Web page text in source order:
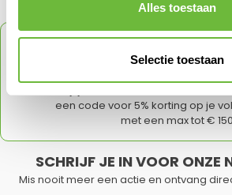
Alles toestaan
Selectie toestaan
ORDER
een code voor 5% korting op je
met een max tot € 150
SCHRIJF JE IN VOOR ONZE
Mis nooit meer een actie en ontvang